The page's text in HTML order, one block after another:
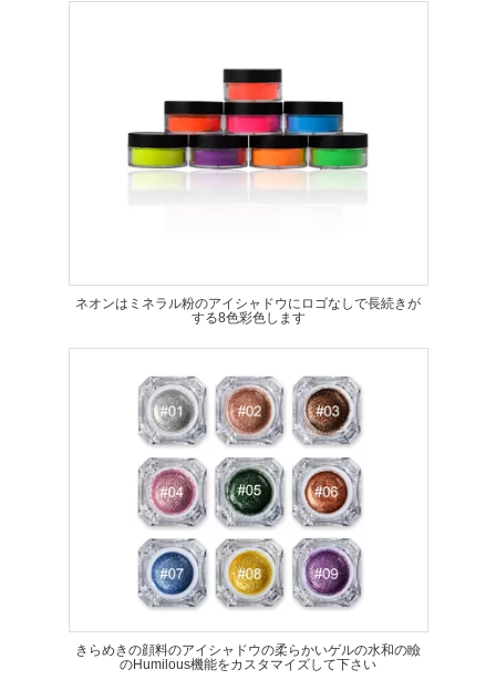
ネオンはミネラル粉のアイシャドウにロゴなしで長続きが
する8色彩色します
きらめきの顔料のアイシャドウの柔らかいゲルの水和の瞼
のHumilous機能をカスタマイズして下さい